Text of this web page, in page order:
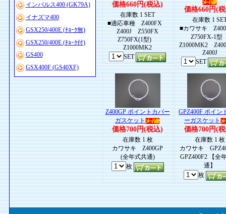
インパルス400 (GK79A)
イナズマ400
GSX250/400E (ﾁｮｰｸ無)
GSX250/400E (ﾁｮｰｸ付)
GS400
GSX400F (GS40XF)
価格660円(税込)
在庫数 1 SET
■適応車種 Z400FX
Z400J Z550FX
Z750FX(1型)
Z1000MK2
SET
価格660円(
在庫数 1
■カワサキ
Z750FX-1
Z1000MK2
Z400J
SET
Z400GP ポイントカバー
ガスケット
価格700円(税込)
在庫数 1 枚
カワサキ Z400GP
(全年式共通)
枚
GPZ400F ポイン
ーガスケット
価格700円(
在庫数 1 枚
カワサキ
GPZ400F2 【全
通】
枚